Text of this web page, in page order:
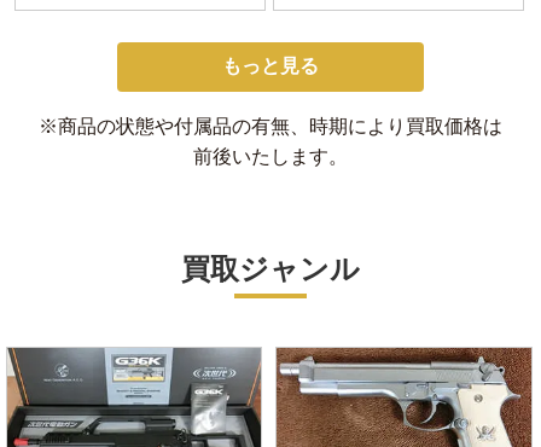
もっと見る
※商品の状態や付属品の有無、時期により買取価格は
前後いたします。
買取ジャンル